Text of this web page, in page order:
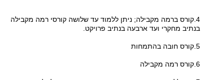
4.קורס ברמה מקבילה; ניתן ללמוד עד שלושה קורסי רמה מקבילה
בנתיב מחקרי ועד ארבעה בנתיב פרויקט.
5.קורס חובה בהתמחות
6.קורס רמה מקבילה